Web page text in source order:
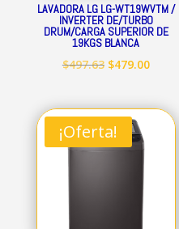
LAVADORA LG LG-WT19WVTM /
INVERTER DE/TURBO
DRUM/CARGA SUPERIOR DE
19KGS BLANCA
$497.63 El
original
era:
$497.63.
$479.00El
actual
¡Oferta!